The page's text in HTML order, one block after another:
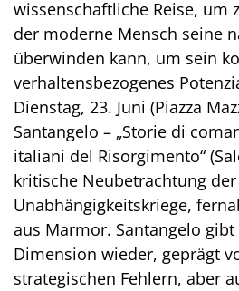
wissenschaftliche Reise, um
der moderne Mensch seine
überwinden kann, um sein
verhaltensbezogenes
Dienstag, 23. Juni (Piazza
Santangelo – „Storie di
italiani del Risorgimento“
kritische Neubetrachtung der
Unabhängigkeitskriege,
aus Marmor. Santangelo
Dimension wieder, geprägt
strategischen Fehlern, aber